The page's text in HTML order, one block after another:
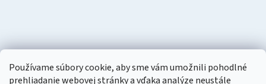
Používame súbory cookie, aby sme vám umožnili pohodlné
prehliadanie webovej stránky a vďaka analýze neustále